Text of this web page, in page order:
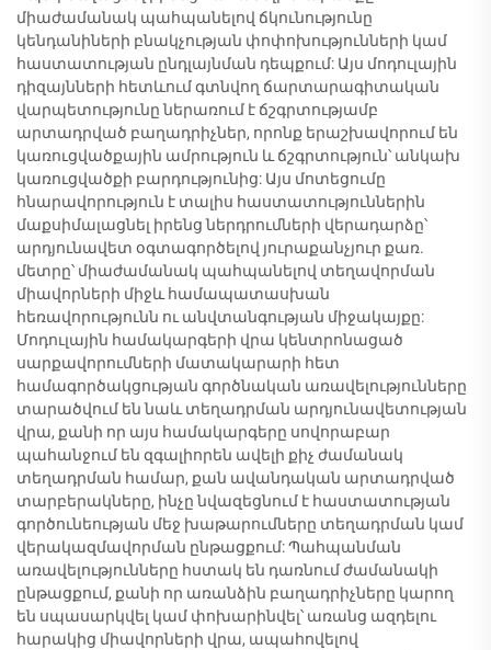
միաժամանակ պահպանելով ճկունությունը
կենդանիների բնակչության փոփոխությունների կամ
հաստատության ընդլայնման դեպքում: Այս մոդուլային
դիզայնների հետևում գտնվող ճարտարագիտական
վարպետությունը ներառում է ճշգրտությամբ
արտադրված բաղադրիչներ, որոնք երաշխավորում են
կառուցվածքային ամրություն և ճշգրտություն՝ անկախ
կառուցվածքի բարդությունից: Այս մոտեցումը
հնարավորություն է տալիս հաստատություններին
մաքսիմալացնել իրենց ներդրումների վերադարձը՝
արդյունավետ օգտագործելով յուրաքանչյուր քառ.
մետրը՝ միաժամանակ պահպանելով տեղավորման
միավորների միջև համապատասխան
հեռավորությունն ու անվտանգության միջակայքը:
Մոդուլային համակարգերի վրա կենտրոնացած
սարքավորումների մատակարարի հետ
համագործակցության գործնական առավելությունները
տարածվում են նաև տեղադրման արդյունավետության
վրա, քանի որ այս համակարգերը սովորաբար
պահանջում են զգալիորեն ավելի քիչ ժամանակ
տեղադրման համար, քան ավանդական արտադրված
տարբերակները, ինչը նվազեցնում է հաստատության
գործունեության մեջ խաթարումները տեղադրման կամ
վերակազմավորման ընթացքում: Պահպանման
առավելությունները հստակ են դառնում ժամանակի
ընթացքում, քանի որ առանձին բաղադրիչները կարող
են սպասարկվել կամ փոխարինվել՝ առանց ազդելու
հարակից միավորների վրա, ապահովելով